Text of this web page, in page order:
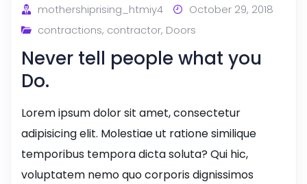
mothershiprising_htmiy4
October 29, 2018
contractions, contractor, Doors
Never tell people what you
Do.
Lorem ipsum dolor sit amet, consectetur
adipisicing elit. Molestiae ut ratione similique
temporibus tempora dicta soluta? Qui hic,
voluptatem nemo quo corporis dignissimos